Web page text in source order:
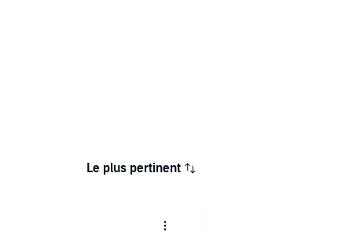
Le plus pertinent